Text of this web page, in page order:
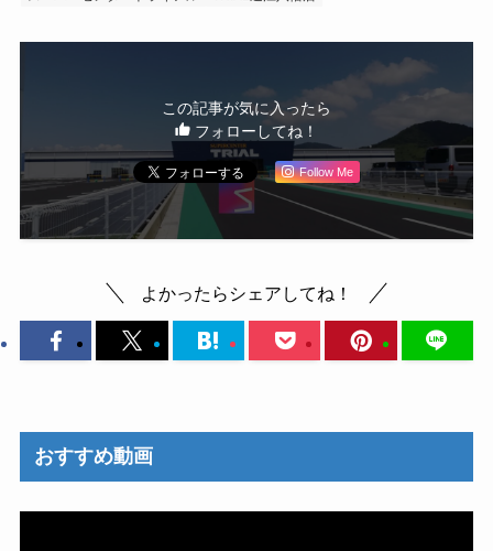
この記事が気に入ったら
フォローしてね！
Follow Me
よかったらシェアしてね！
おすすめ動画